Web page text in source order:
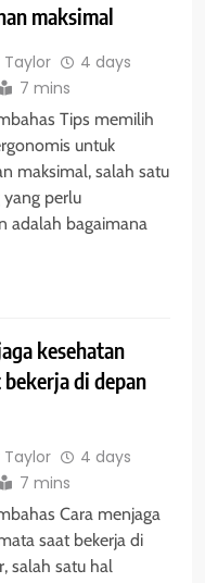
maksimal
Taylor
4 days
7 mins
Tips memilih
untuk
maksimal, salah satu
perlu
adalah bagaimana
kesehatan
bekerja di depan
Taylor
4 days
7 mins
Cara menjaga
saat bekerja di
salah satu hal